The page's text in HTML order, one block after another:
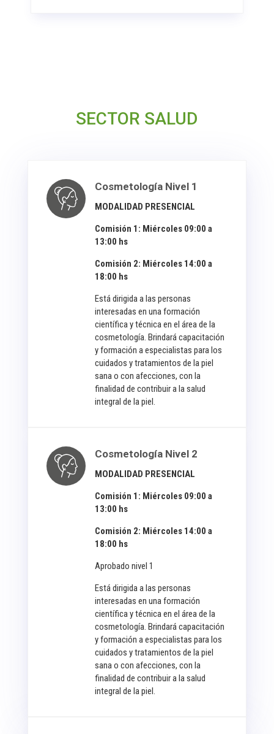
SECTOR SALUD
Cosmetología Nivel 1
MODALIDAD PRESENCIAL
Comisión 1: Miércoles 09:00 a
13:00 hs
Comisión 2: Miércoles 14:00 a
18:00 hs
Está dirigida a las personas
interesadas en una formación
científica y técnica en el área de la
cosmetología. Brindará capacitación
y formación a especialistas para los
cuidados y tratamientos de la piel
sana o con afecciones, con la
finalidad de contribuir a la salud
integral de la piel.
Cosmetología Nivel 2
MODALIDAD PRESENCIAL
Comisión 1: Miércoles 09:00 a
13:00 hs
Comisión 2: Miércoles 14:00 a
18:00 hs
Aprobado nivel 1
Está dirigida a las personas
interesadas en una formación
científica y técnica en el área de la
cosmetología. Brindará capacitación
y formación a especialistas para los
cuidados y tratamientos de la piel
sana o con afecciones, con la
finalidad de contribuir a la salud
integral de la piel.